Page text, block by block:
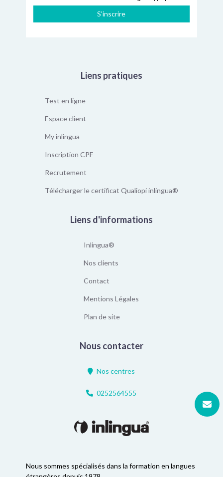
S'inscrire
Nous sommes spécialisés dans la formation en langues
Liens pratiques
Test en ligne
Espace client
My inlingua
Inscription CPF
Recrutement
Télécharger le certificat Qualiopi inlingua®
Liens d'informations
Inlingua®
Nos clients
Contact
Mentions Légales
Plan de site
Nous contacter
Nos centres
0252564555